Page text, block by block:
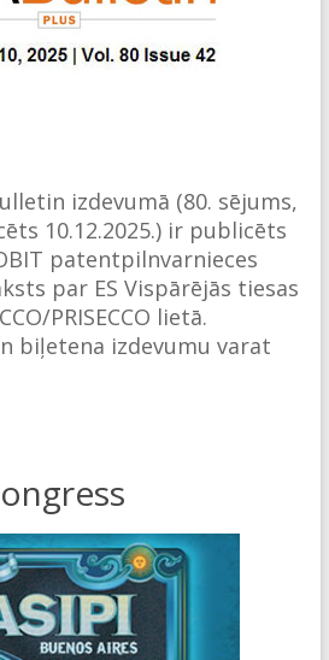
izdevumā (80. sējums,
10.12.2025.) ir publicēts
patentpilnvarnieces
par ES Vispārējās tiesas
PRISECCO lietā.
biļetena izdevumu varat